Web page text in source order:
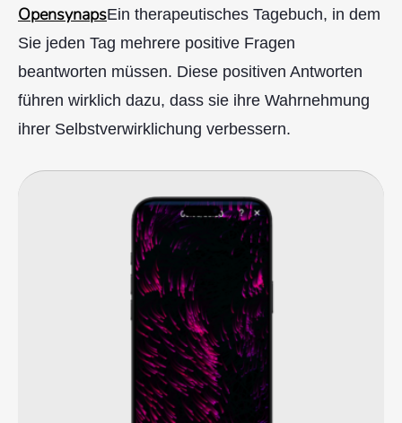
OpensynapsEin therapeutisches Tagebuch, in dem
Sie jeden Tag mehrere positive Fragen
beantworten müssen. Diese positiven Antworten
führen wirklich dazu, dass sie ihre Wahrnehmung
ihrer Selbstverwirklichung verbessern.